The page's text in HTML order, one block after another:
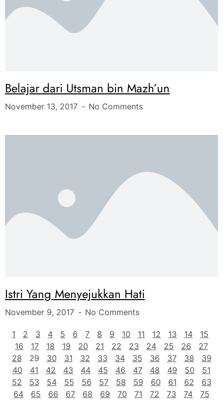
Belajar dari Utsman bin Mazh’un
November 13, 2017 No Comments
Istri Yang Menyejukkan Hati
November 9, 2017 No Comments
1 2 3 4 5 6 7 8 9 10 11 12 13 14
15
16
17 18 19 20 21 22 23 24 25 26
27
28
29 30 31 32 33 34 35 36 37 38
39
40
41 42 43 44 45 46 47 48 49 50
51
52
53 54 55 56 57 58 59 60 61 62
63
64
65 66 67 68 69 70 71 72 73 74
75